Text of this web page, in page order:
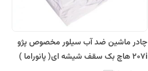
چادر ماشین ضد آب سیلور مخصوص پژو
207i هاچ بک سقف شیشه ای( پانوراما )